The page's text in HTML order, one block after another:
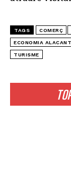
TAGS COMERÇ
ECONOMIA ALACANT
TURISME